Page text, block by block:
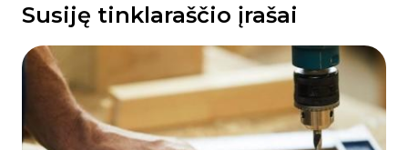
Susiję tinklaraščio įrašai